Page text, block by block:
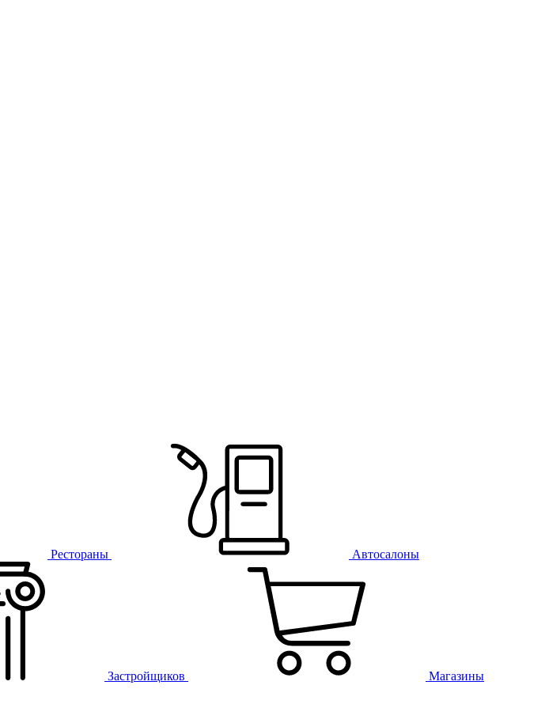
Рестораны Автосалоны
Застройщиков
Магазины